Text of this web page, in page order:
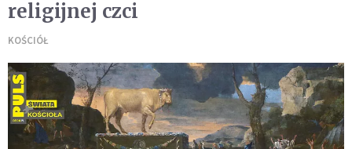
religijnej czci
KOŚCIÓŁ